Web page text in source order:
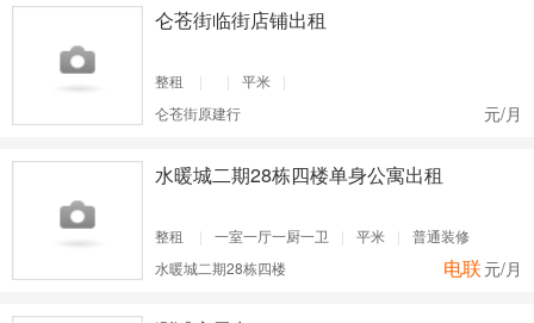
仑苍街临街店铺出租
整租 | | 平米
|
仑苍街原建行
元/月
水暖城二期28栋四楼单身公寓出租
整租 | 一室一厅一厨一卫 | 平米 |
普通装修
水暖城二期28栋四楼
电联 元/月